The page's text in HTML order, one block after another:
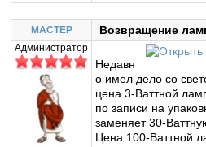
MACTEP Возвращение
Администратор
Недавн
о имел дело со
цена 3-Ваттной
по записи на
заменяет 30-
Цена 100-Ваттной